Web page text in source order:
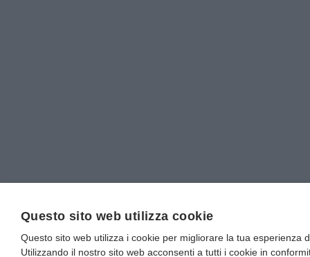
Questo sito web utilizza cookie
Questo sito web utilizza i cookie per migliorare la tua esperienza
Utilizzando il nostro sito web acconsenti a tutti i cookie in